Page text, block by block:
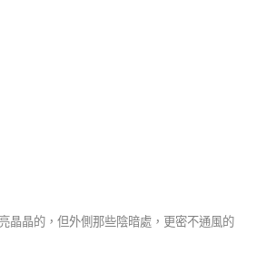
晶晶的，但外側那些陰暗處，更密不通風的